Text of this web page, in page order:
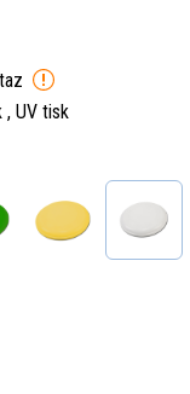
, UV tisk